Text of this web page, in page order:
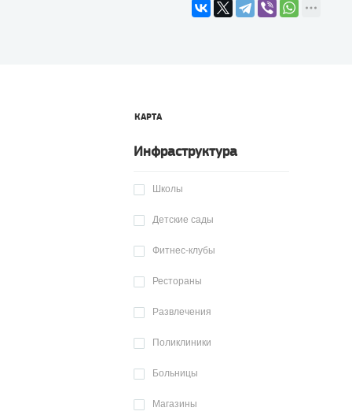
КАРТА
Инфраструктура
Школы
Детские сады
Фитнес-клубы
Рестораны
Развлечения
Поликлиники
Больницы
Магазины